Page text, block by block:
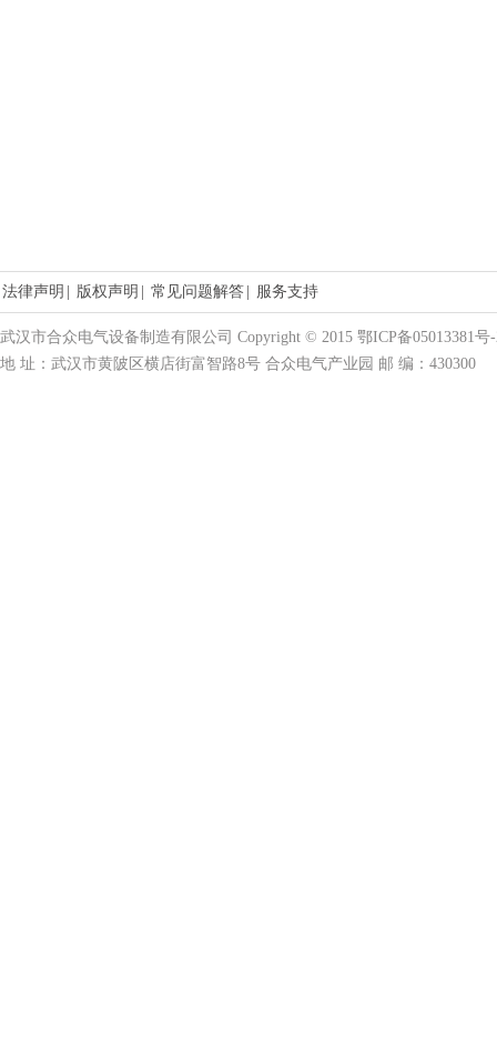
法律声明 版权声明 常见问题解答 服务支持
武汉市合众电气设备制造有限公司 Copyright © 2015 鄂ICP备05013381号
地 址：武汉市黄陂区横店街富智路8号 合众电气产业园 邮 编：430300